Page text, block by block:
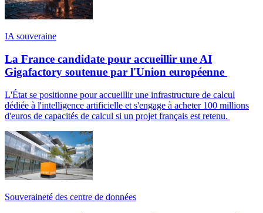
IA souveraine
La France candidate pour accueillir une AI
Gigafactory soutenue par l'Union européenne
L'État se positionne pour accueillir une infrastructure de calcul
dédiée à l'intelligence artificielle et s'engage à acheter 100 millions
d'euros de capacités de calcul si un projet français est retenu.
Souveraineté des centre de données